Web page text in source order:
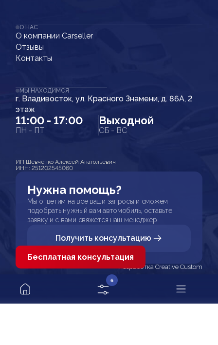
О НАС
О компании Carseller
Отзывы
Контакты
МЫ НАХОДИМСЯ
г. Владивосток, ул. Красного Знамени, д. 86А, 2
этаж
11:00 - 17:00
ПН - ПТ
Выходной
СБ - ВС
ИП Шевченко Алексей Анатольевич
ИНН: 251202545060
Нужна помощь?
Мы ответим на все ваши запросы и сможем
подобрать нужный вам автомобиль, оставьте
заявку и с вами свяжется наш менеджер
Получить консультацию
Разработка Creative Custom
6
Бесплатная консультация